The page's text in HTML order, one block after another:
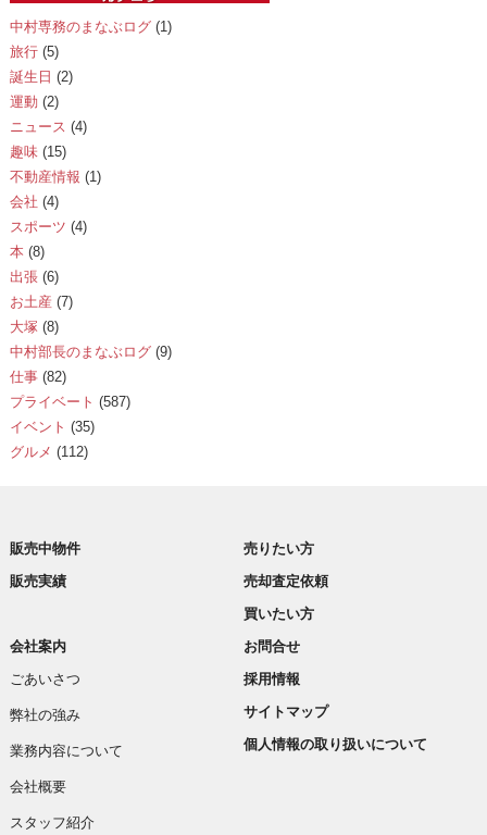
中村専務のまなぶログ(1)
旅行(5)
誕生日 (2)
運動 (2)
ニュース (4)
趣味(15)
不動産情報 (1)
会社 (4)
スポーツ (4)
本(8)
出張(6)
お土産 (7)
大塚(8)
中村部長のまなぶログ(9)
仕事(82)
プライベート (587)
イベント (35)
グルメ (112)
販売中物件
販売実績
売りたい方
売却査定依頼
買いたい方
会社案内
ごあいさつ
弊社の強み
業務内容について
会社概要
スタッフ紹介
お問合せ
採用情報
サイトマップ
個人情報の取り扱いについて